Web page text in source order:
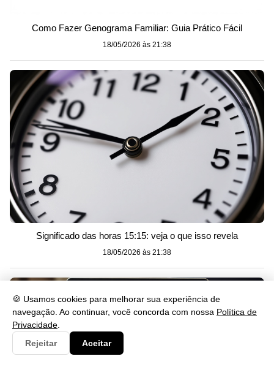
🍪 Usamos cookies para melhorar sua experiência de
navegação. Ao continuar, você concorda com nossa Política de
Privacidade
Rejeitar
Aceitar
Como Fazer Genograma Familiar: Guia Prático Fácil
18/05/2026 às 21:38
Significado das horas 15:15: veja o que isso revela
18/05/2026 às 21:38